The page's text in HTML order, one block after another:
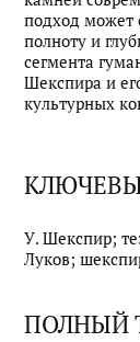
подход может
полноту и
сегмента
Шекспира и
культурных
У. Шекспир;
Луков;
ПОЛНЫЙ